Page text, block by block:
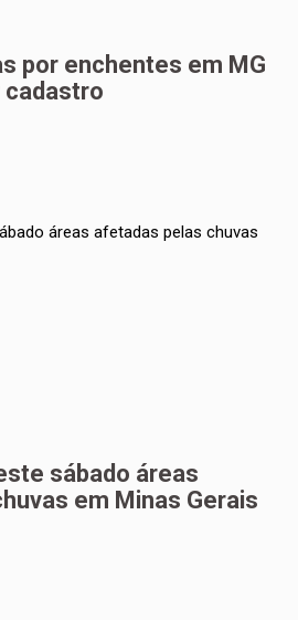
por enchentes em MG
cadastro
sábado áreas
em Minas Gerais